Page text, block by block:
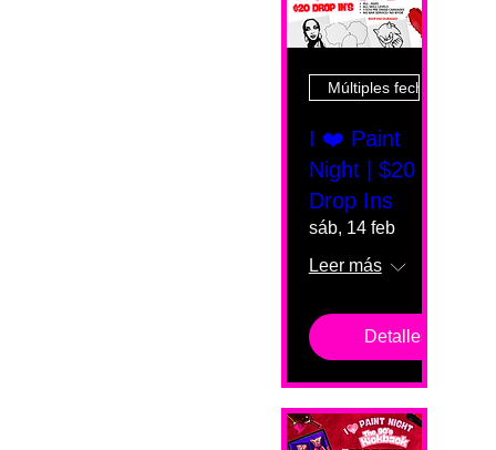
Múltiples fechas
I ❤️ Paint
Night | $20
Drop Ins
sáb, 14 feb
Leer más
Detalles